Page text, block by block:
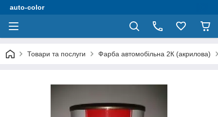
auto-color
Товари та послуги Фарба автомобільна 2К (акрилова)